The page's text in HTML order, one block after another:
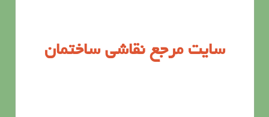
سايت مرجع نقاشي ساختمان